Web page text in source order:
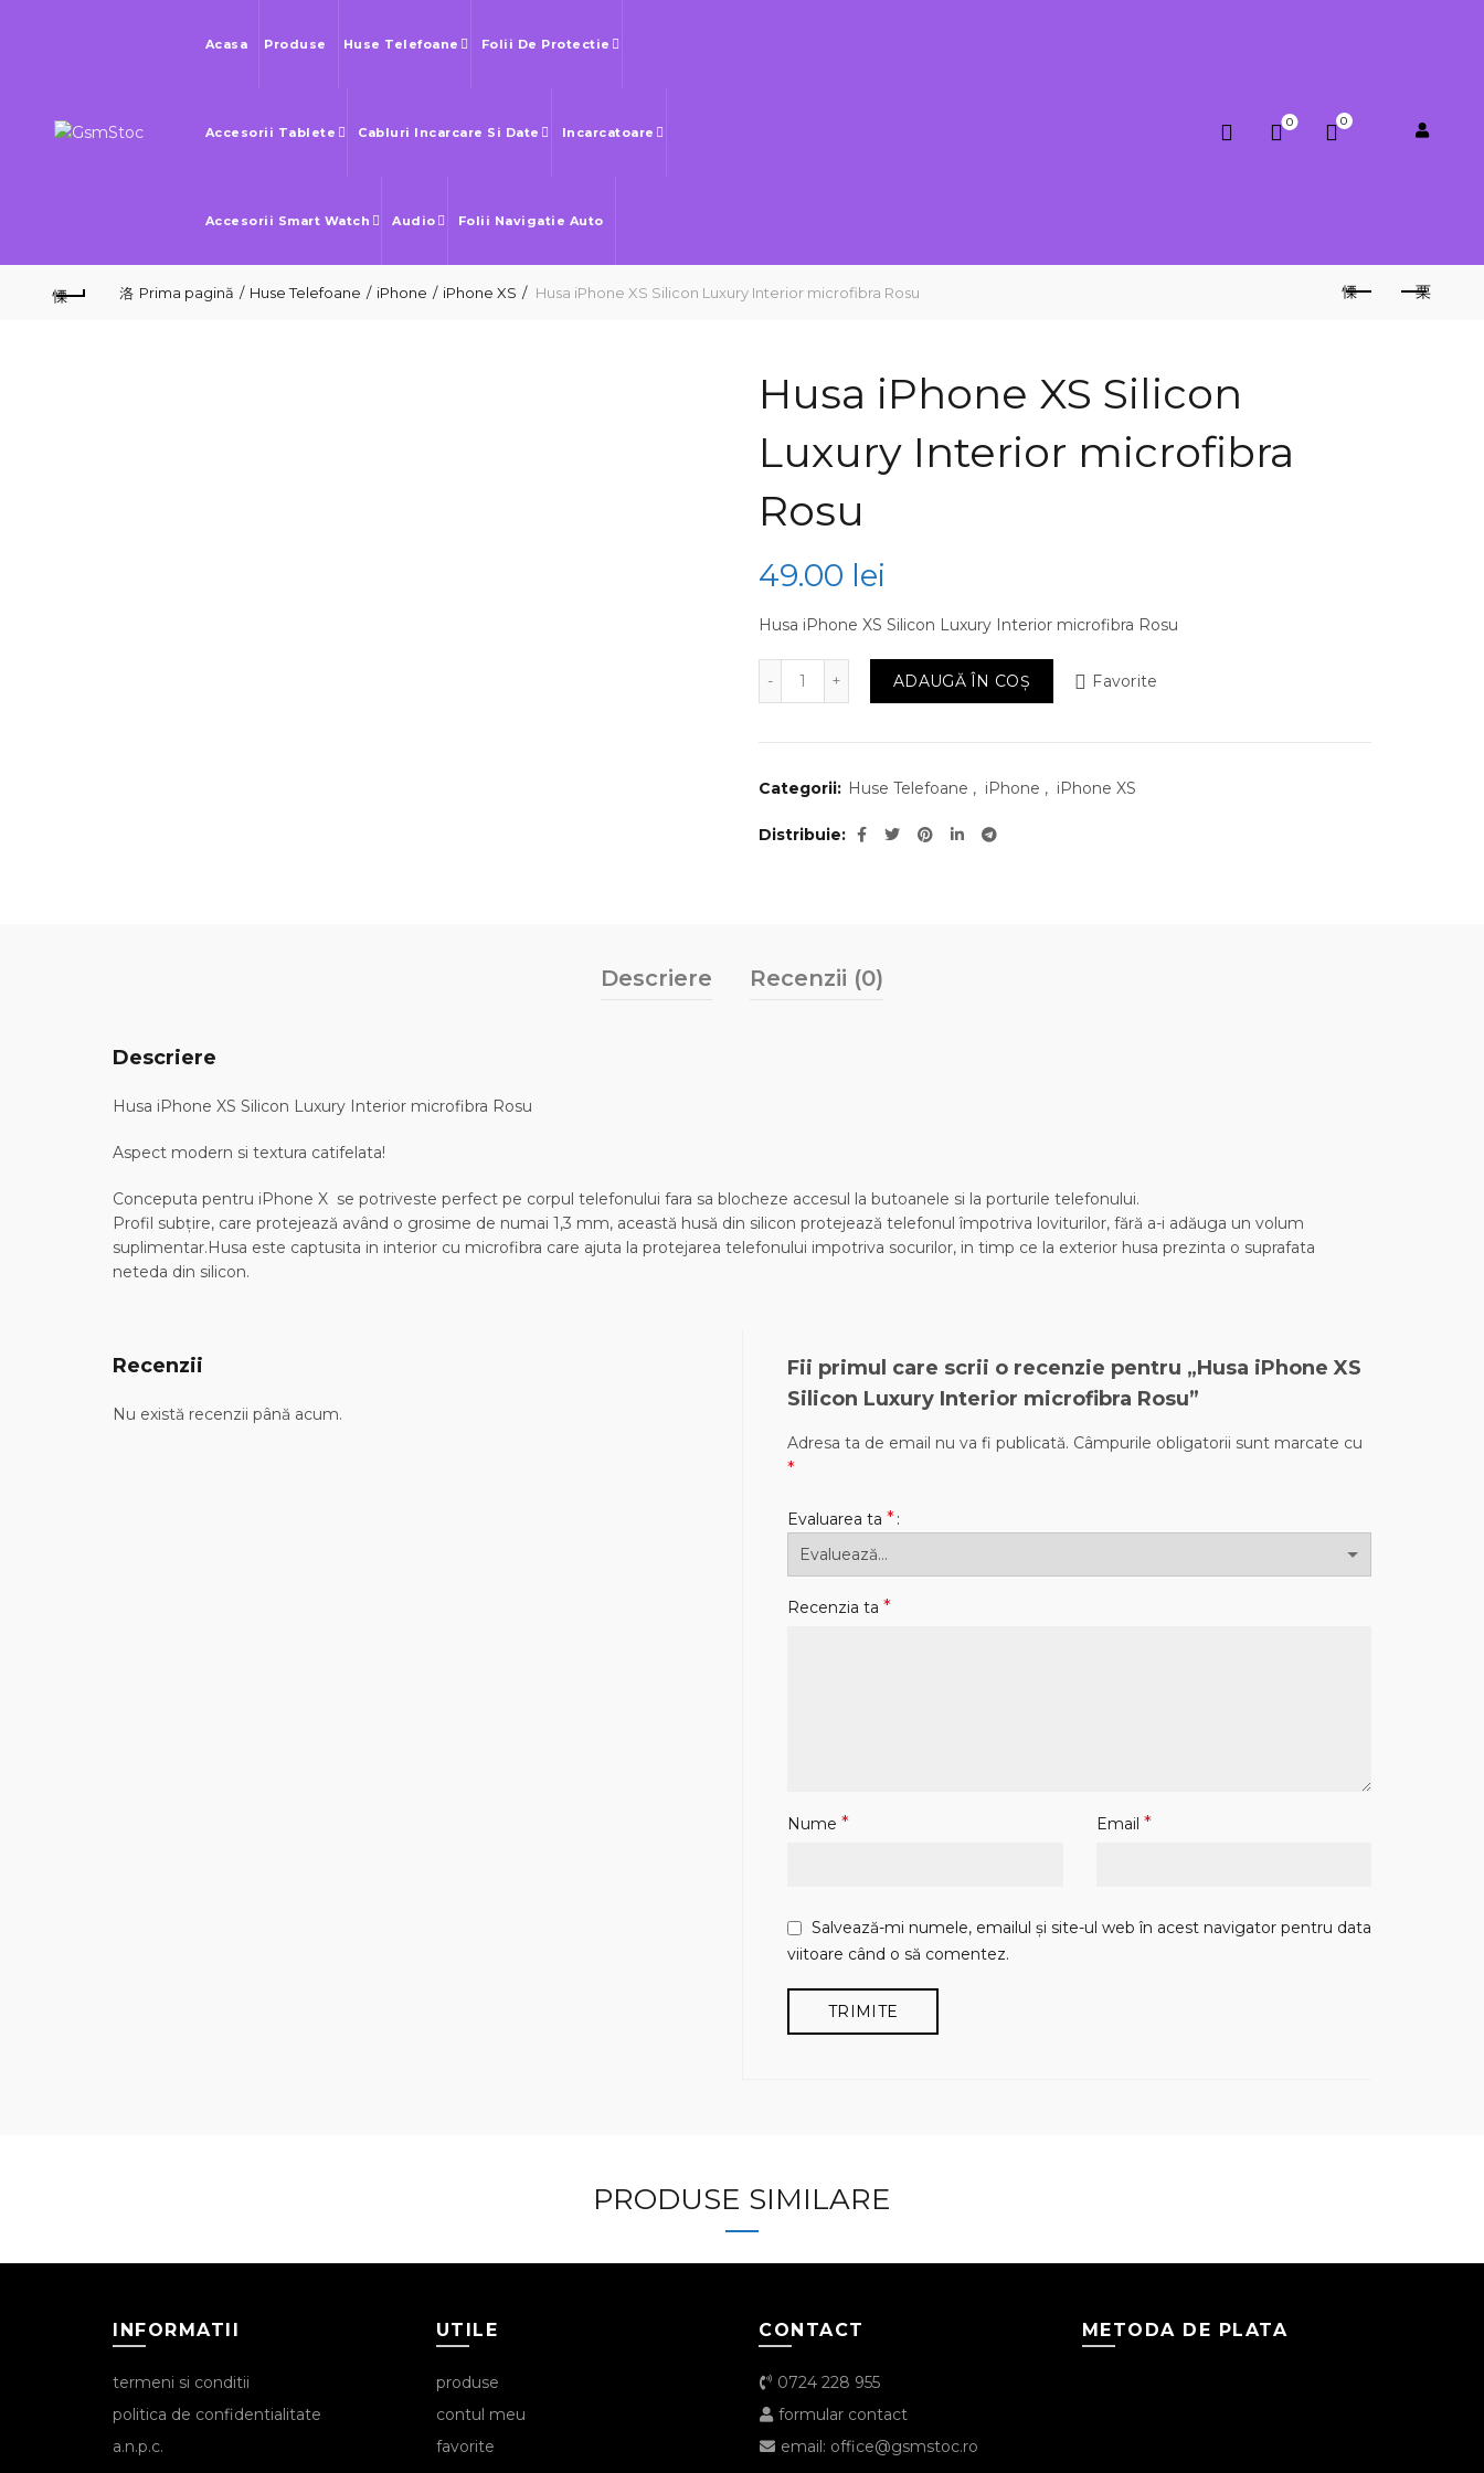
Acasa Produse Huse Telefoane Folii De Protectie
Accesorii Tablete Cabluri Incarcare Si Date Incarcatoare
Accesorii Smart Watch Audio Folii Navigatie Auto
0 0
Prima pagină Huse Telefoane iPhone iPhone XS Husa iPhone XS Silicon Luxury Interior microfibra Rosu
Husa iPhone XS Silicon
Luxury Interior microfibra
Rosu
49.00 lei
Husa iPhone XS Silicon Luxury Interior microfibra Rosu
Cantitate Husa iPhone XS Silicon Luxury Interior microfibra Rosu
ADAUGĂ ÎN COȘ Favorite
Categorii: Huse Telefoane , iPhone , iPhone XS
Distribuie
Descriere Recenzii (0)
Descriere
Husa iPhone XS Silicon Luxury Interior microfibra Rosu
Aspect modern si textura catifelata!
Conceputa pentru iPhone X se potriveste perfect pe corpul telefonului fara sa blocheze accesul la butoanele si la porturile telefonului.
Profil subțire, care protejează având o grosime de numai 1,3 mm, această husă din silicon protejează telefonul împotriva loviturilor, fără a-i adăuga un volum
suplimentar.Husa este captusita in interior cu microfibra care ajuta la protejarea telefonului impotriva socurilor, in timp ce la exterior husa prezinta o suprafata
neteda din silicon.
Recenzii
Nu există recenzii până acum.
Fii primul care scrii o recenzie pentru „Husa iPhone XS
Silicon Luxury Interior microfibra Rosu”
Adresa ta de email nu va fi publicată. Câmpurile obligatorii sunt marcate cu
*
Evaluarea ta *
Recenzia ta *
Nume * Email *
Salvează-mi numele, emailul și site-ul web în acest navigator pentru data
viitoare când o să comentez.
PRODUSE SIMILARE
INFORMATII
termeni si conditii
politica de confidentialitate
a.n.p.c.
UTILE
produse
contul meu
favorite
CONTACT
0724 228 955
formular contact
email: office@gsmstoc.ro
METODA DE PLATA